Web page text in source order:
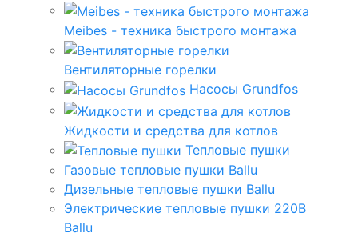
Meibes - техника быстрого монтажа
Вентиляторные горелки
Насосы Grundfos
Жидкости и средства для котлов
Тепловые пушки
Газовые тепловые пушки Ballu
Дизельные тепловые пушки Ballu
Электрические тепловые пушки 220В
Ballu